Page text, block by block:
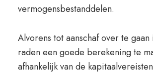
vermogensbestanddelen.
Alvorens tot aanschaf over te gaan
raden een goede berekening te
afhankelijk van de